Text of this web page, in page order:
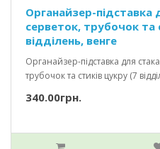
Органайзер-підставка
серветок, трубочок та
відділень, венге
Органайзер-підставка для
трубочок та стиків цукру (7
340.00грн.